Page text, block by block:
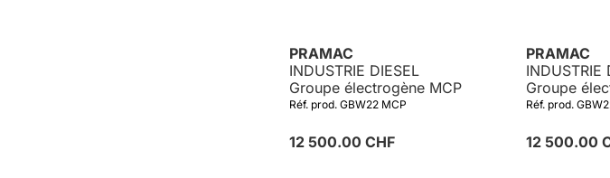
PRAMAC
INDUSTRIE DIESEL
Groupe électrogène MCP
Réf. prod. GBW22 MCP
12 500.00 CHF
PRAMAC
INDUSTRIE
Groupe
ACP+PHS
Réf. prod.
12 500.00